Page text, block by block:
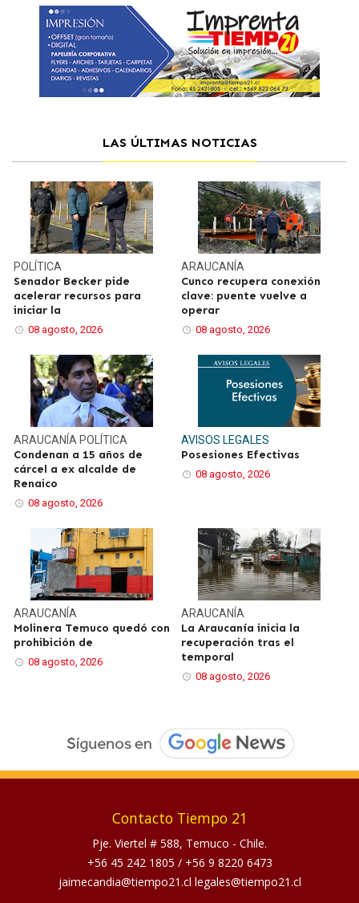
LAS ÚLTIMAS NOTICIAS
POLÍTICA
Senador Becker pide
acelerar recursos para
iniciar la
08 agosto, 2026
ARAUCANÍA
Cunco recupera conexión
clave: puente vuelve a
operar
08 agosto, 2026
ARAUCANÍA POLÍTICA
Condenan a 15 años de
cárcel a ex alcalde de
Renaico
08 agosto, 2026
AVISOS LEGALES
Posesiones Efectivas
08 agosto, 2026
ARAUCANÍA
Molinera Temuco quedó con
prohibición de
08 agosto, 2026
ARAUCANÍA
La Araucanía inicia la
recuperación tras el
temporal
08 agosto, 2026
Contacto Tiempo 21
Pje. Viertel # 588, Temuco - Chile.
+56 45 242 1805 / +56 9 8220 6473
jaimecandia@tiempo21.cl legales@tiempo21.cl